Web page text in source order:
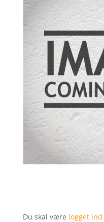
Du skal være logget ind